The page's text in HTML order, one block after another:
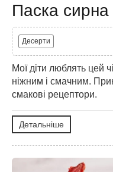
Паска сирна
Десерти
Мої діти люблять цей
ніжним і смачним.
смакові рецептори.
Детальніше